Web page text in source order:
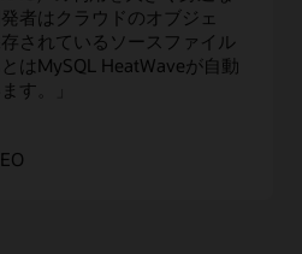
者はクラウドのオブジェ
されているソースファイル
はMySQL HeatWaveが自動
す。」